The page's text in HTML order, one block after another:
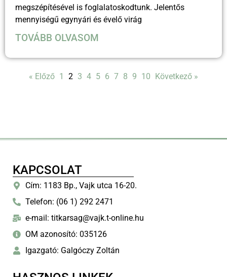
megszépítésével is foglalatoskodtunk. Jelentős
mennyiségű egynyári és évelő virág
TOVÁBB OLVASOM
« Előző 1 2 3 4 5 6 7 8 9 10 Következő »
KAPCSOLAT
Cím: 1183 Bp., Vajk utca 16-20.
Telefon: (06 1) 292 2471
e-mail: titkarsag@vajk.t-online.hu
OM azonosító: 035126
Igazgató: Galgóczy Zoltán